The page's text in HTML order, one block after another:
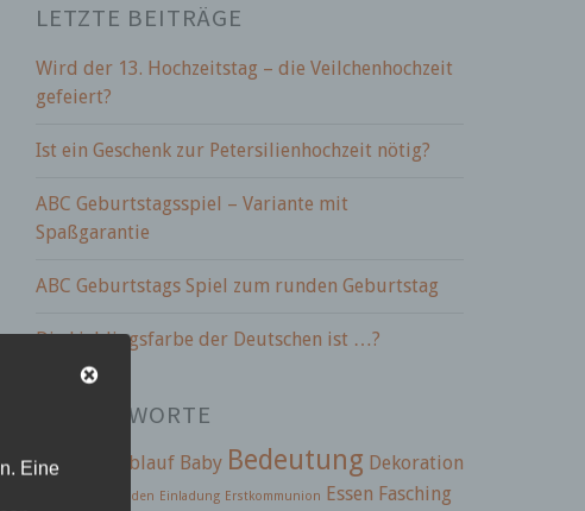
e
a
c
:
LETZTE BEITRÄGE
Wird der 13. Hochzeitstag – die Veilchenhochzeit
gefeiert?
Ist ein Geschenk zur Petersilienhochzeit nötig?
ABC Geburtstagsspiel – Variante mit
Spaßgarantie
ABC Geburtstags Spiel zum runden Geburtstag
Die Lieblingsfarbe der Deutschen ist …?
SCHLAGWORTE
12.5 Ablauf Baby Bedeutung Dekoration
einladen Einladung Erstkommunion Essen Fasching
Eine